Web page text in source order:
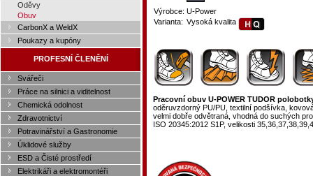
Oděvy
Obuv
CarbonX a WeldX
Poukazy a kupóny
PROFESNÍ ČLENĚNÍ
Svářeči
Práce na silnici a viditelnost
Chemická odolnost
Zdravotnictví
Potravinářství a Gastronomie
Úklidové služby
ESD a Čisté prostředí
Elektrikáři a elektromontéři
Výrobce: U-Power
Varianta: Vysoká kvalita
Pracovní obuv U-POWER TUDOR
oděruvzdorný PU/PU, textilní podšívka,
velmi dobře odvětraná, vhodná do suchých
ISO 20345:2012 S1P, velikosti